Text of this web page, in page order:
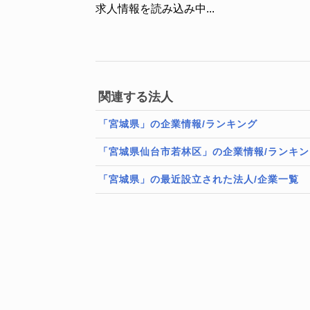
求人情報を読み込み中...
関連する法人
「宮城県」の企業情報/ランキング
「宮城県仙台市若林区」の企業情報/ランキ
「宮城県」の最近設立された法人/企業一覧